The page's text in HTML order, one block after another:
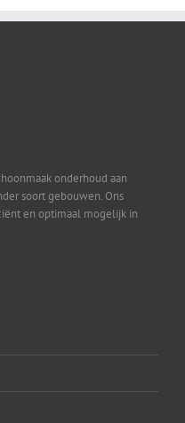
onderhoud aan
soort gebouwen. Ons
en optimaal mogelijk in